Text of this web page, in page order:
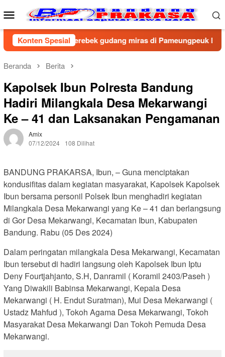
ke
Menu
Mobile
Konten Spesial
Bandung gerebek gudang miras di Pameungpeuk
Beranda Berita
Kapolsek Ibun Polresta Bandung
Hadiri Milangkala Desa Mekarwangi
Ke – 41 dan Laksanakan Pengamanan
Amix
07/12/2024
108 Dilihat
BANDUNG PRAKARSA, Ibun, – Guna menciptakan
kondusifitas dalam kegiatan masyarakat, Kapolsek Kapolsek
Ibun bersama personil Polsek Ibun menghadiri kegiatan
Milangkala Desa Mekarwangi yang Ke – 41 dan berlangsung
di Gor Desa Mekarwangi, Kecamatan Ibun, Kabupaten
Bandung. Rabu (05 Des 2024)
Dalam peringatan milangkala Desa Mekarwangi, Kecamatan
Ibun tersebut di hadiri langsung oleh Kapolsek Ibun Iptu
Deny Fourtjahjanto, S.H, Danramil ( Koramil 2403/Paseh )
Yang Diwakili Babinsa Mekarwangi, Kepala Desa
Mekarwangi ( H. Endut Suratman), Mui Desa Mekarwangi (
Ustadz Mahfud ), Tokoh Agama Desa Mekarwangi, Tokoh
Masyarakat Desa Mekarwangi Dan Tokoh Pemuda Desa
Mekarwangi.